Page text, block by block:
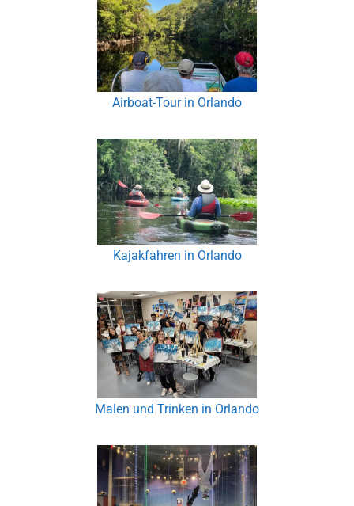
Airboat-Tour in Orlando
Kajakfahren in Orlando
Malen und Trinken in Orlando